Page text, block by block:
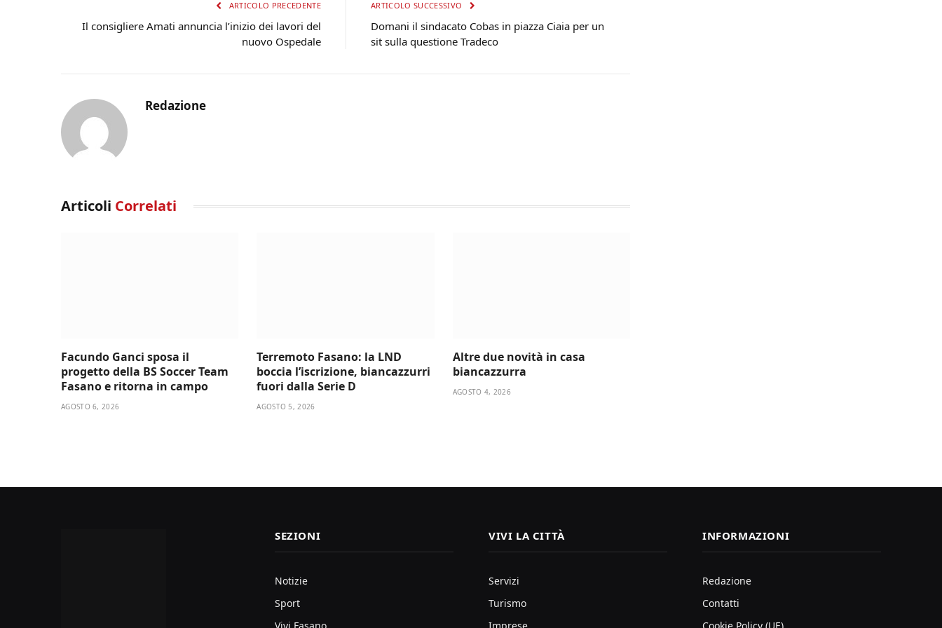
ARTICOLO PRECEDENTE
Il consigliere Amati annuncia l’inizio dei lavori del
nuovo Ospedale
ARTICOLO SUCCESSIVO
Domani il sindacato Cobas in piazza Ciaia per un
sit sulla questione Tradeco
Redazione
Articoli Correlati
Facundo Ganci sposa il
progetto della BS Soccer Team
Fasano e ritorna in campo
AGOSTO 6, 2026
Terremoto Fasano: la LND
boccia l’iscrizione, biancazzurri
fuori dalla Serie D
AGOSTO 5, 2026
Altre due novità in casa
biancazzurra
AGOSTO 4, 2026
SEZIONI
Notizie
Sport
VIVI LA CITTÀ
Servizi
Turismo
INFORMAZIONI
Redazione
Contatti